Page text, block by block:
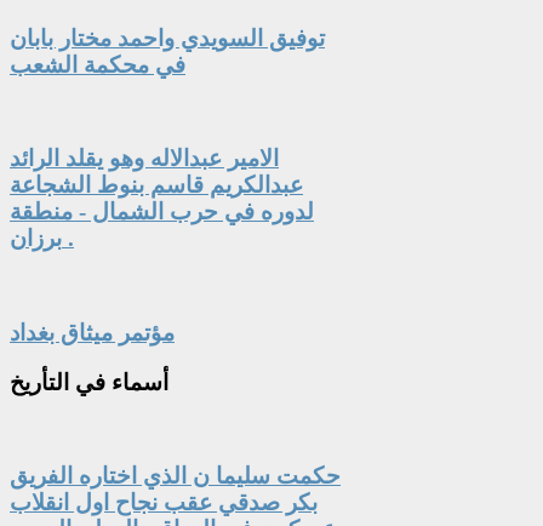
توفيق السويدي واحمد مختار بابان
في محكمة الشعب
الامير عبدالاله وهو يقلد الرائد
عبدالكريم قاسم بنوط الشجاعة
لدوره في حرب الشمال - منطقة
برزان .
مؤتمر ميثاق بغداد
أسماء في التأريخ
حكمت سليما ن الذي اختاره الفريق
بكر صدقي عقب نجاح اول انقلاب